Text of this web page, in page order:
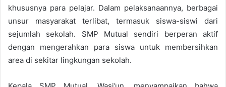
khususnya para pelajar. Dalam pelaksanaannya, berbagai
unsur masyarakat terlibat, termasuk siswa-siswi dari
sejumlah sekolah. SMP Mutual sendiri berperan aktif
dengan mengerahkan para siswa untuk membersihkan
area di sekitar lingkungan sekolah.